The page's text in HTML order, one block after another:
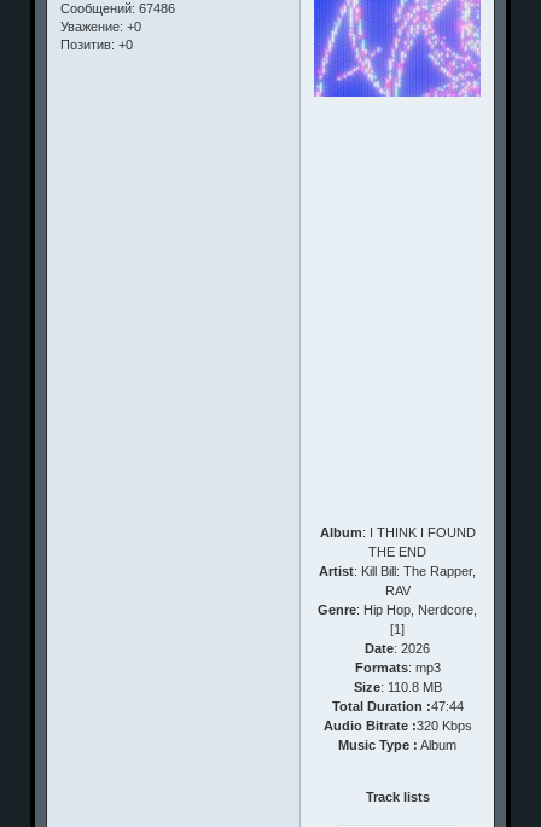
Сообщений: 67486
Уважение: +0
Позитив: +0
Album: I THINK I FOUND
THE END
Artist: Kill Bill: The Rapper,
RAV
Genre: Hip Hop, Nerdcore,
[1]
Date: 2026
Formats: mp3
Size: 110.8 MB
Total Duration :47:44
Audio Bitrate :320 Kbps
Music Type : Album
Track lists